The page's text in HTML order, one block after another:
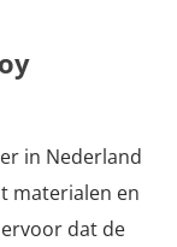
in Nederland
materialen en
dat de